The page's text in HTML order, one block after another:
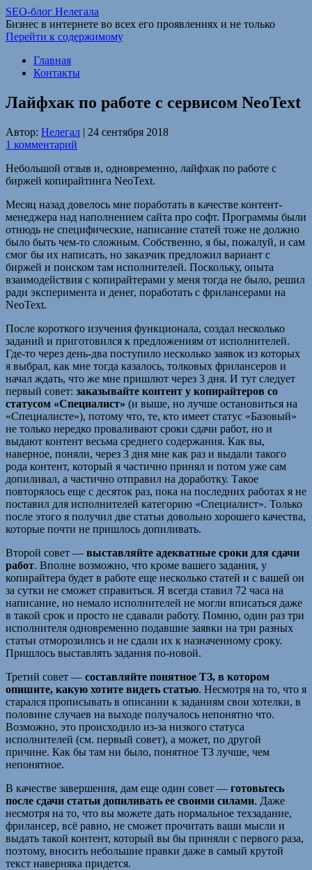
SEO-блог Нелегала
Бизнес в интернете во всех его проявлениях и не только
Перейти к содержимому
Главная
Контакты
Лайфхак по работе с сервисом NeoText
Автор: Нелегал | 24 сентября 2018
1 комментарий
Небольшой отзыв и, одновременно, лайфхак по работе с
биржей копирайтинга NeoText.
Месяц назад довелось мне поработать в качестве контент-
менеджера над наполнением сайта про софт. Программы были
отнюдь не специфические, написание статей тоже не должно
было быть чем-то сложным. Собственно, я бы, пожалуй, и сам
смог бы их написать, но заказчик предложил вариант с
биржей и поиском там исполнителей. Поскольку, опыта
взаимодействия с копирайтерами у меня тогда не было, решил
ради эксперимента и денег, поработать с фрилансерами на
NeoText.
После короткого изучения функционала, создал несколько
заданий и приготовился к предложениям от исполнителей.
Где-то через день-два поступило несколько заявок из которых
я выбрал, как мне тогда казалось, толковых фрилансеров и
начал ждать, что же мне пришлют через 3 дня. И тут следует
первый совет: заказывайте контент у копирайтеров со
статусом «Специалист» (и выше, но лучше остановиться на
«Специалисте»), потому что, те, кто имеет статус «Базовый»
не только нередко проваливают сроки сдачи работ, но и
выдают контент весьма среднего содержания. Как вы,
наверное, поняли, через 3 дня мне как раз и выдали такого
рода контент, который я частично принял и потом уже сам
допиливал, а частично отправил на доработку. Такое
повторялось еще с десяток раз, пока на последних работах я не
поставил для исполнителей категорию «Специалист». Только
после этого я получил две статьи довольно хорошего качества,
которые почти не пришлось допиливать.
Второй совет — выставляйте адекватные сроки для сдачи
работ. Вполне возможно, что кроме вашего задания, у
копирайтера будет в работе еще несколько статей и с вашей он
за сутки не сможет справиться. Я всегда ставил 72 часа на
написание, но немало исполнителей не могли вписаться даже
в такой срок и просто не сдавали работу. Помню, один раз три
исполнителя одновременно подавшие заявки на три разных
статьи отморозились и не сдали их к назначенному сроку.
Пришлось выставлять задания по-новой.
Третий совет — составляйте понятное ТЗ, в котором
опишите, какую хотите видеть статью. Несмотря на то, что я
старался прописывать в описании к заданиям свои хотелки, в
половине случаев на выходе получалось непонятно что.
Возможно, это происходило из-за низкого статуса
исполнителей (см. первый совет), а может, по другой
причине. Как бы там ни было, понятное ТЗ лучше, чем
непонятное.
В качестве завершения, дам еще один совет — готовьтесь
после сдачи статьи допиливать ее своими силами. Даже
несмотря на то, что вы можете дать нормальное техзадание,
фрилансер, всё равно, не сможет прочитать ваши мысли и
выдать такой контент, который вы бы приняли с первого раза,
поэтому, вносить небольшие правки даже в самый крутой
текст наверняка придется.